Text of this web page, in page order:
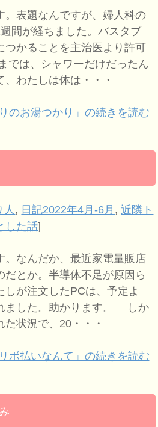
表題なんですが、婦人科の
間が経ちました。バスタブ
つかることを主治医より許可
は、シャワーだけだったん
わたしは体は・・・
のお湯つかり」の続きを読む
人 , 日記2022年4月-6月 ,近隣ト
した話]
なんだか、最近家電量販店
だとか。半導体不足が原因ら
しが注文したPCは、予定よ
ました。助かります。 しか
た状況で、20・・・
リボ払いなんて」の続きを読む